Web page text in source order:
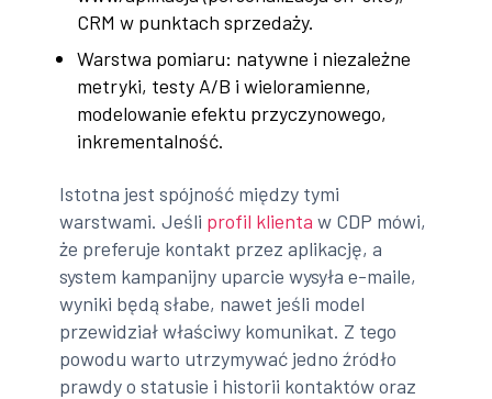
CRM w punktach sprzedaży.
Warstwa pomiaru: natywne i niezależne
metryki, testy A/B i wieloramienne,
modelowanie efektu przyczynowego,
inkrementalność.
Istotna jest spójność między tymi
warstwami. Jeśli profil klienta w CDP mówi,
że preferuje kontakt przez aplikację, a
system kampanijny uparcie wysyła e-maile,
wyniki będą słabe, nawet jeśli model
przewidział właściwy komunikat. Z tego
powodu warto utrzymywać jedno źródło
prawdy o statusie i historii kontaktów oraz